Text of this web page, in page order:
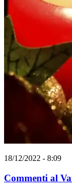
18/12/2022 - 8:09
Commenti al